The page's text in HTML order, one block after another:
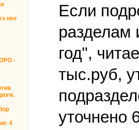
нее
-
4
Если
разделам
год",
тыс.руб,
уточнено